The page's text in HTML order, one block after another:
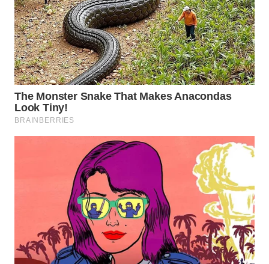
WN
PRIANGAN
TIMUR
WN
SEMARANG
WN
SOLO
MADURA
WN